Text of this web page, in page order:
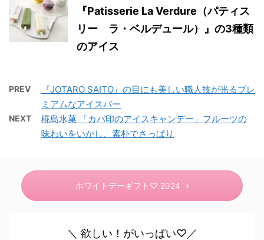
『Patisserie La Verdure（パティス
リー ラ・ベルデュール）』の3種類
のアイス
PREV
『JOTARO SAITO』の目にも美しい職人技が光るプレ
ミアムなアイスバー
NEXT
椛島氷菓 「カバ印のアイスキャンデー」フルーツの
味わいをいかし、素朴でさっぱり
ホワイトデーギフト♡ 2024
＼ 欲しい！がいっぱい♡／